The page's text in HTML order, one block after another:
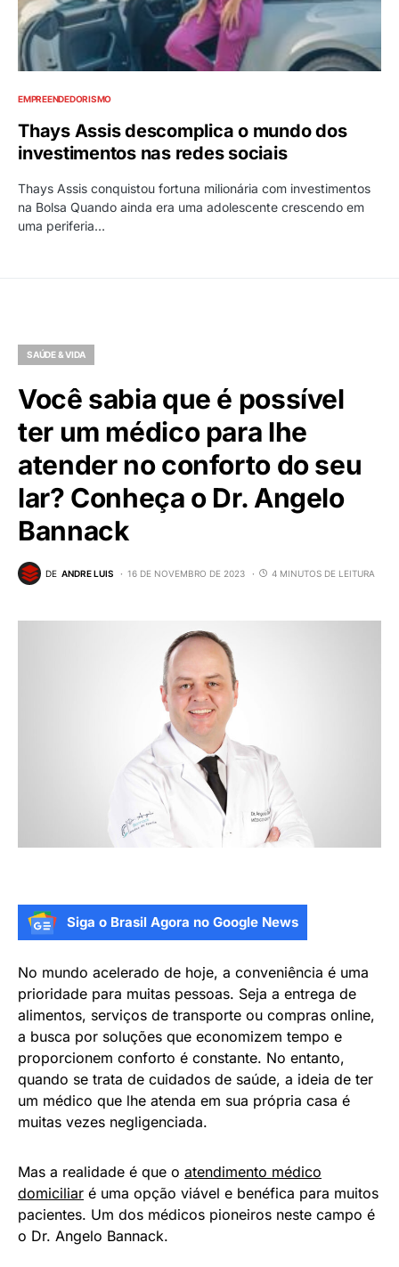
EMPREENDEDORISMO
Thays Assis descomplica o mundo dos
investimentos nas redes sociais
Thays Assis conquistou fortuna milionária com investimentos
na Bolsa Quando ainda era uma adolescente crescendo em
uma periferia…
SAÚDE & VIDA
Você sabia que é possível
ter um médico para lhe
atender no conforto do seu
lar? Conheça o Dr. Angelo
Bannack
DE ANDRE LUIS 16 DE NOVEMBRO DE 2023 4 MINUTOS DE LEITURA
Siga o Brasil Agora no Google News
No mundo acelerado de hoje, a conveniência é uma
prioridade para muitas pessoas. Seja a entrega de
alimentos, serviços de transporte ou compras online,
a busca por soluções que economizem tempo e
proporcionem conforto é constante. No entanto,
quando se trata de cuidados de saúde, a ideia de ter
um médico que lhe atenda em sua própria casa é
muitas vezes negligenciada.
Mas a realidade é que o atendimento médico
domiciliar é uma opção viável e benéfica para muitos
pacientes. Um dos médicos pioneiros neste campo é
o Dr. Angelo Bannack.